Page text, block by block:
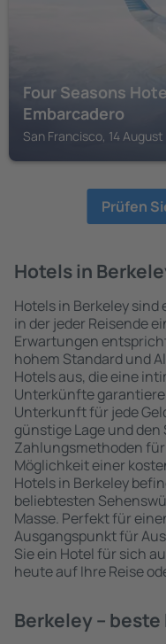
Four Seasons
Embarcadero
San Francisco, 14
Prüfen
Hotels in
Hotels in Berkeley
in der jeder Reisende
Erwartungen
hohem Standard und
Hotels aus, die eine
Unterkünfte
Unterkunft für jede
günstige Lage und den
Zahlungsmethoden
Möglichkeit einer
Hotels in Berkeley
beliebtesten
Masse. Perfekt für
Ausgangspunkt für
Sie ein Hotel für sich
heute auf Ihre Reise
Berkeley –